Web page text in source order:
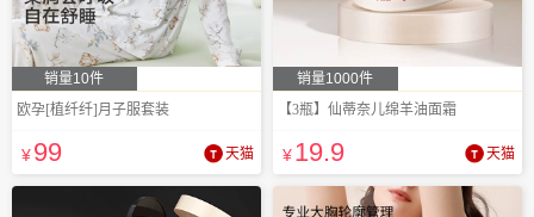
销量10件
欧孕[植纤纤]月子服套装
¥99 天猫
销量1000件
【3瓶】仙蒂奈儿绵羊油面霜
¥19.9 天猫